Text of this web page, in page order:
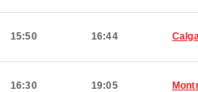
15:50 16:44
16:30 19:05